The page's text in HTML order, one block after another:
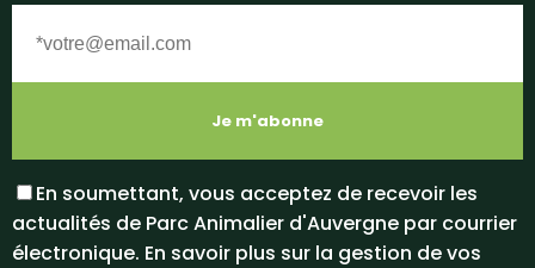
En soumettant, vous acceptez de recevoir les
actualités de Parc Animalier d'Auvergne par courrier
électronique. En savoir plus sur la gestion de vos